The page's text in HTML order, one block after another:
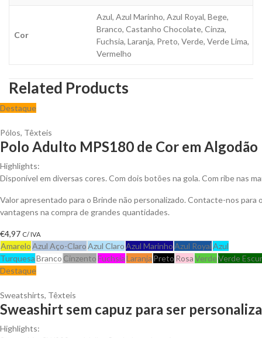
Cor
Azul, Azul Marinho, Azul Royal, Bege,
Branco, Castanho Chocolate, Cinza,
Fuchsia, Laranja, Preto, Verde, Verde Lima,
Vermelho
Related Products
Destaque
Pólos, Têxteis
Polo Adulto MPS180 de Cor em
Highlights:
Disponível em diversas cores. Com dois botões na gola. Com ribe nas
Valor apresentado para o Brinde não personalizado. Contacte-nos para
vantagens na compra de grandes quantidades.
€4,97 C/ IVA
AmareloAzul Aço-ClaroAzul ClaroAzul MarinhoAzul RoyalAzul
TurquesaBranco CinzentoFuchsiaLaranja Preto RosaVerdeVerde
Destaque
Sweatshirts, Têxteis
Sweashirt sem capuz para ser
Highlights: